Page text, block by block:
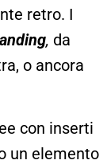
retro. I
, da
o ancora
con inserti
un elemento